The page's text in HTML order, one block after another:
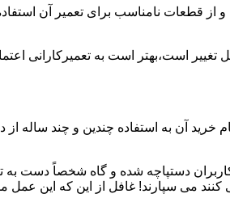
از قطعات نامناسب برای تعمیر آن
است،بهتر است به تعمیرکارانی
آن به استفاده چندین و چند ساله
دستپاچه شده و گاه شخصاً دست به
کنند می سپارند! غافل از این که این